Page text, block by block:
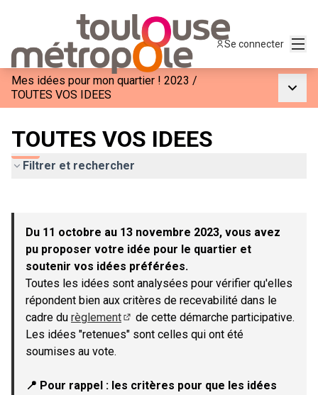
Se connecter
Mes idées pour mon quartier ! 2023 /
TOUTES VOS IDEES
TOUTES VOS IDEES
Filtrer et rechercher
−
Du 11 octobre au 13 novembre 2023, vous avez
pu proposer votre idée pour le quartier et
soutenir vos idées préférées.
Toutes les idées sont analysées pour vérifier qu'elles
répondent bien aux critères de recevabilité dans le
cadre du règlement
(Lien externe)
de cette démarche participative.
Les idées "retenues" sont celles qui ont été
soumises au vote.
📍 Pour rappel : les critères pour que les idées